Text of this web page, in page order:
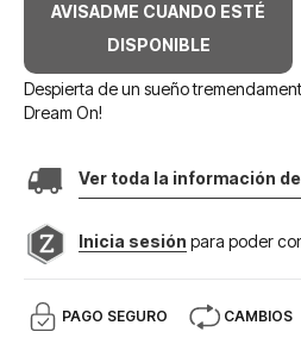
AVISADME CUANDO ESTÉ
DISPONIBLE
Despierta de un sueño
Dream On!
Ver toda la información
Inicia sesión para poder
PAGO SEGURO CAMBIOS